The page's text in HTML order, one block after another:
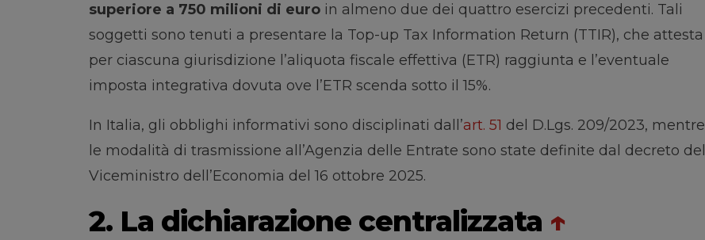
superiore a 750 milioni di euro in almeno due dei quattro esercizi precedenti. Tali
soggetti sono tenuti a presentare la Top-up Tax Information Return (TTIR), che attesta
per ciascuna giurisdizione l’aliquota fiscale effettiva (ETR) raggiunta e l’eventuale
imposta integrativa dovuta ove l’ETR scenda sotto il 15%.
In Italia, gli obblighi informativi sono disciplinati dall’art. 51 del D.Lgs. 209/2023, mentre
le modalità di trasmissione all’Agenzia delle Entrate sono state definite dal decreto del
Viceministro dell’Economia del 16 ottobre 2025.
2. La dichiarazione centralizzata ↑